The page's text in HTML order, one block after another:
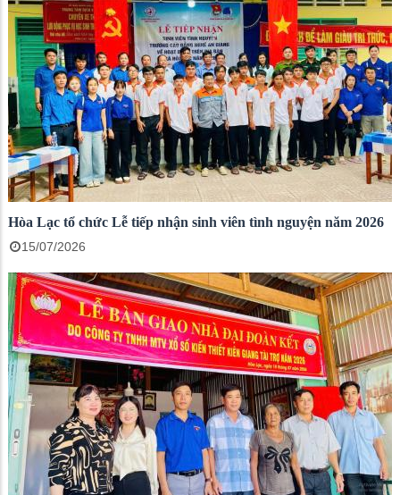
Hòa Lạc tổ chức Lễ tiếp nhận sinh viên tình nguyện năm 2026
15/07/2026